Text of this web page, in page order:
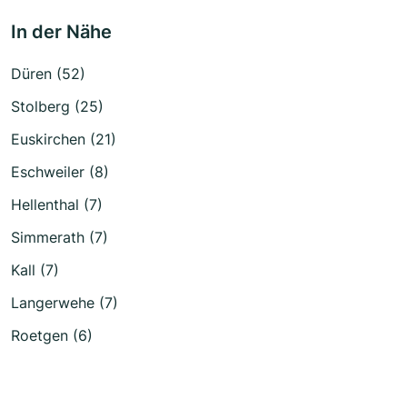
In der Nähe
Düren (52)
Stolberg (25)
Euskirchen (21)
Eschweiler (8)
Hellenthal (7)
Simmerath (7)
Kall (7)
Langerwehe (7)
Roetgen (6)